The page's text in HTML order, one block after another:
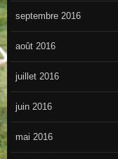
septembre 2016
août 2016
juillet 2016
juin 2016
mai 2016